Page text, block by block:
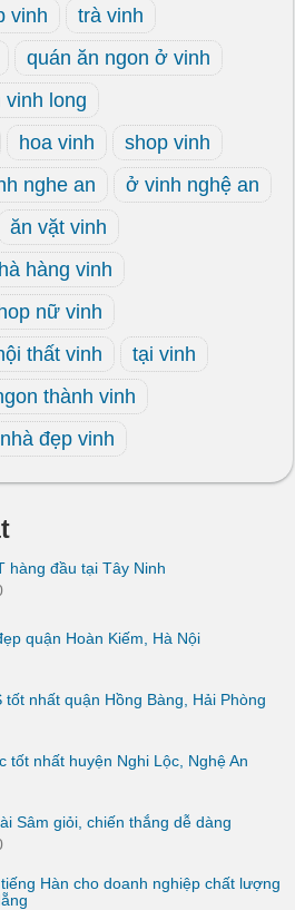
vinh
trà vinh
quán ăn ngon ở vinh
vinh long
hoa vinh
shop vinh
nghe an
ở vinh nghệ an
ăn vặt vinh
hàng vinh
nữ vinh
thất vinh
tại vinh
thành vinh
nhà đẹp vinh
hàng đầu tại Tây Ninh
quận Hoàn Kiếm, Hà Nội
nhất quận Hồng Bàng, Hải Phòng
tốt nhất huyện Nghi Lộc, Nghệ An
Sâm giỏi, chiến thắng dễ dàng
Hàn cho doanh nghiệp chất lượng